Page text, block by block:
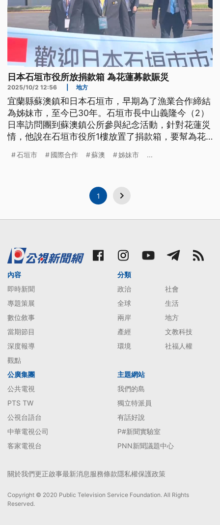
日本石垣市役所放捐款箱 為花蓮募款賑災
2025/10/2 12:56 地方
宜蘭縣蘇澳鎮和日本石垣市，早期為了漁業合作締結
為姊妹市，至今已30年。石垣市長中山義隆今（2）
日率訪問團到蘇澳鎮公所參與紀念活動，針對花蓮災
情，他說在石垣市役所1樓放置了捐款箱，要幫為花
石垣市 國際合作 蘇澳 姊妹市 ...
1
內容
即時新聞
專題策展
數位敘事
當期節目
深度報導
觀點
分類
政治
社會
全球
生活
兩岸
地方
產經
文教科技
環境
社福人權
公廣集團
公共電視
PTS TW
公視台語台
中華電視公司
客家電視台
主題網站
我們的島
獨立特派員
有話好說
P#新聞實驗室
PNN新聞議題中心
關於我們更正啟事最新消息服務條款隱私權保護政策
Copyright © 2020 Public Television Service Foundation. All Rights
Reserved.